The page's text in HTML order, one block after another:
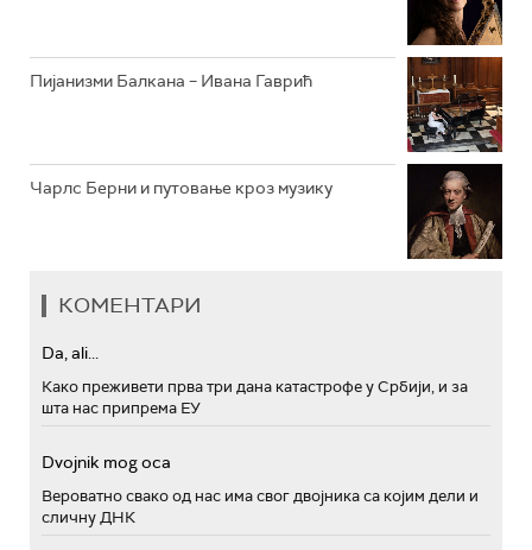
Пијанизми Балкана – Ивана Гаврић
Чарлс Берни и путовање кроз музику
КОМЕНТАРИ
Da, ali...
Како преживети прва три дана катастрофе у Србији, и за
шта нас припрема ЕУ
Dvojnik mog oca
Вероватно свако од нас има свог двојника са којим дели и
сличну ДНК